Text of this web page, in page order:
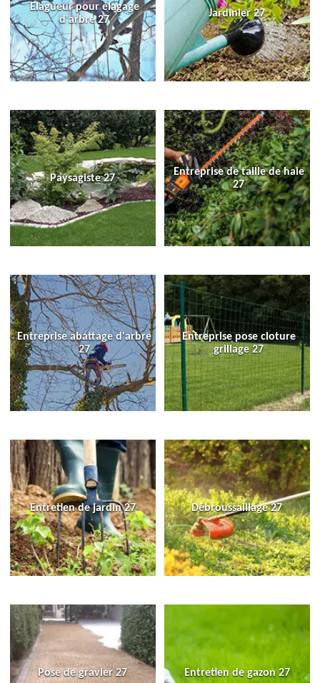
Elagueur pour élagage
d'arbre 27
Jardinier 27
Paysagiste 27
Entreprise de taille de haie
27
Entreprise abattage d'arbre
27
Entreprise pose cloture
grillage 27
Entretien de jardin 27 Débroussaillage 27
Pose de gravier 27 Entretien de gazon 27